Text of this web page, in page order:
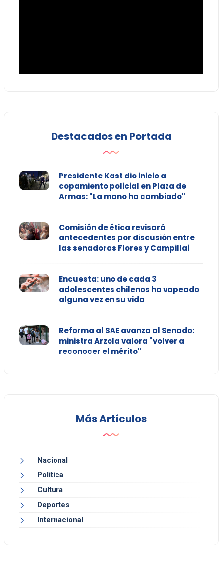
Destacados en Portada
Presidente Kast dio inicio a
copamiento policial en Plaza de
Armas: "La mano ha cambiado"
Comisión de ética revisará
antecedentes por discusión entre
las senadoras Flores y Campillai
Encuesta: uno de cada 3
adolescentes chilenos ha vapeado
alguna vez en su vida
Reforma al SAE avanza al Senado:
ministra Arzola valora "volver a
reconocer el mérito"
Más Artículos
Nacional
Política
Cultura
Deportes
Internacional